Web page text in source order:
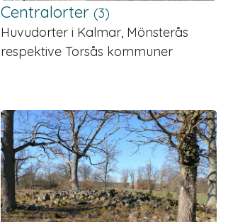
Centralorter(3)
Huvudorter i Kalmar, Mönsterås
respektive Torsås kommuner